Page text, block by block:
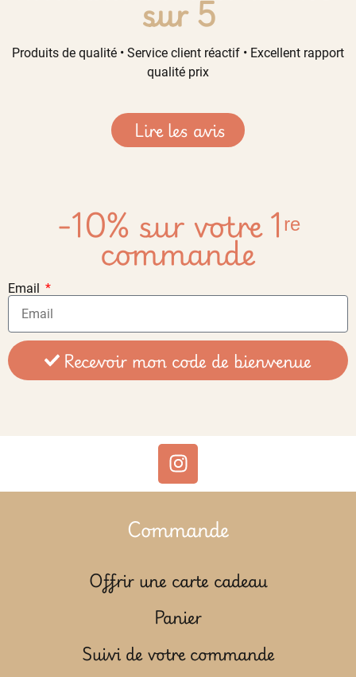
sur 5
Produits de qualité • Service client réactif • Excellent rapport
qualité prix
Lire les avis
-10% sur votre 1ʳᵉ
commande
Email
Recevoir mon code de bienvenue
Commande
Offrir une carte cadeau
Panier
Suivi de votre commande